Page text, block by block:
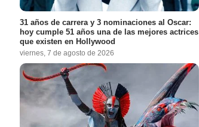
31 años de carrera y 3 nominaciones al Oscar:
hoy cumple 51 años una de las mejores actrices
que existen en Hollywood
viernes, 7 de agosto de 2026